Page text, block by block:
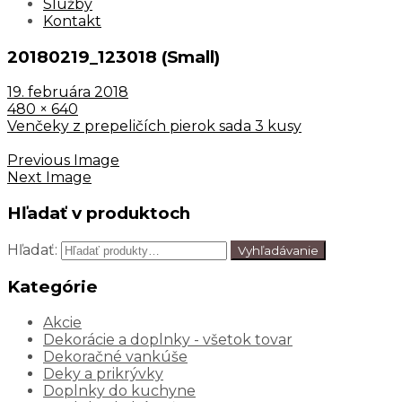
Služby
Kontakt
20180219_123018 (Small)
19. februára 2018
480 × 640
Venčeky z prepeličích pierok sada 3 kusy
Previous Image
Next Image
Hľadať v produktoch
Hľadať: Vyhľadávanie
Kategórie
Akcie
Dekorácie a doplnky - všetok tovar
Dekoračné vankúše
Deky a prikrývky
Doplnky do kuchyne